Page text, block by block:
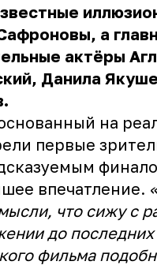
а
актёры
Данила
на
первые
впечатление.
что сижу с
до
фильма